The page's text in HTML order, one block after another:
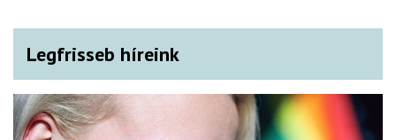
Legfrisseb híreink